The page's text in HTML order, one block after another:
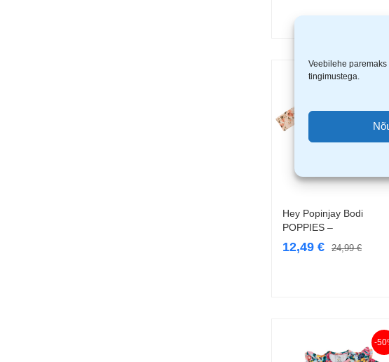
Veebilehe
tingimustega.
Vali
Hey Popinjay Bodi
POPPIES –
24,99€
12,49 €
-